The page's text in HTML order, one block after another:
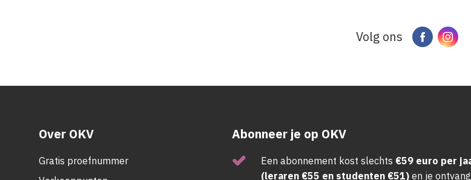
Volg ons Facebook
Over OKV
Gratis proefnummer
Abonneer je op OKV
Een abonnement kost slechts €59 euro per
(leraren €55 en studenten €51)en je